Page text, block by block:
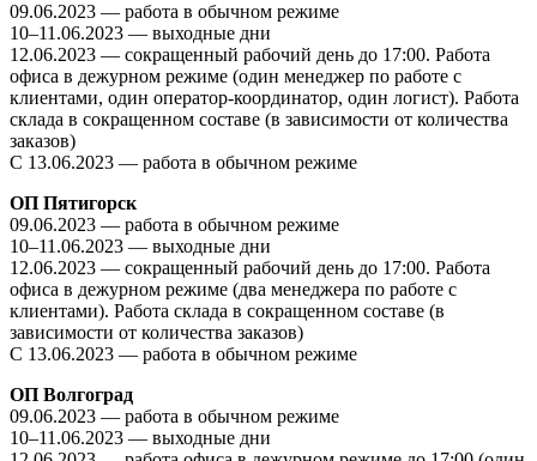
09.06.2023 — работа в обычном режиме
10–11.06.2023 — выходные дни
12.06.2023 — сокращенный рабочий день до 17:00. Работа
офиса в дежурном режиме (один менеджер по работе с
клиентами, один оператор-координатор, один логист). Работа
склада в сокращенном составе (в зависимости от количества
заказов)
С 13.06.2023 — работа в обычном режиме
ОП Пятигорск
09.06.2023 — работа в обычном режиме
10–11.06.2023 — выходные дни
12.06.2023 — сокращенный рабочий день до 17:00. Работа
офиса в дежурном режиме (два менеджера по работе с
клиентами). Работа склада в сокращенном составе (в
зависимости от количества заказов)
С 13.06.2023 — работа в обычном режиме
ОП Волгоград
09.06.2023 — работа в обычном режиме
10–11.06.2023 — выходные дни